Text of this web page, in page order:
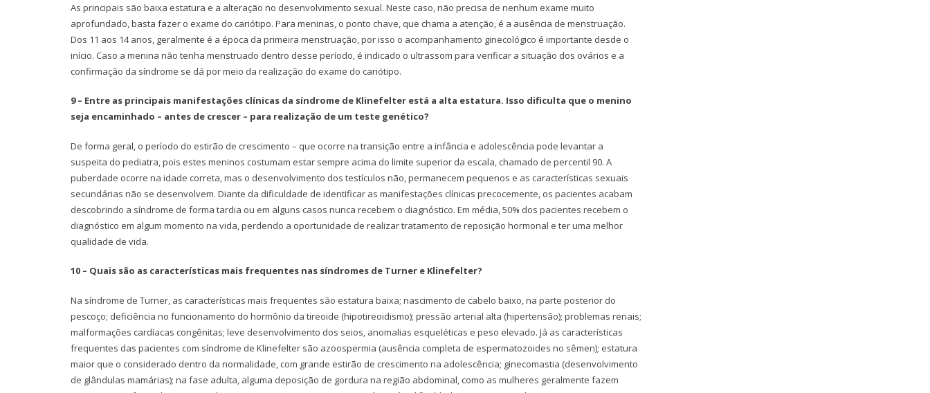
As principais são baixa estatura e a alteração no desenvolvimento sexual. Neste caso, não precisa de nenhum exame muito
aprofundado, basta fazer o exame do cariótipo. Para meninas, o ponto chave, que chama a atenção, é a ausência de menstruação.
Dos 11 aos 14 anos, geralmente é a época da primeira menstruação, por isso o acompanhamento ginecológico é importante desde o
início. Caso a menina não tenha menstruado dentro desse período, é indicado o ultrassom para verificar a situação dos ovários e a
confirmação da síndrome se dá por meio da realização do exame do cariótipo.
9 – Entre as principais manifestações clínicas da síndrome de Klinefelter está a alta estatura. Isso dificulta que o menino
seja encaminhado – antes de crescer – para realização de um teste genético?
De forma geral, o período do estirão de crescimento – que ocorre na transição entre a infância e adolescência pode levantar a
suspeita do pediatra, pois estes meninos costumam estar sempre acima do limite superior da escala, chamado de percentil 90. A
puberdade ocorre na idade correta, mas o desenvolvimento dos testículos não, permanecem pequenos e as características sexuais
secundárias não se desenvolvem. Diante da dificuldade de identificar as manifestações clínicas precocemente, os pacientes acabam
descobrindo a síndrome de forma tardia ou em alguns casos nunca recebem o diagnóstico. Em média, 50% dos pacientes recebem o
diagnóstico em algum momento na vida, perdendo a oportunidade de realizar tratamento de reposição hormonal e ter uma melhor
qualidade de vida.
10 – Quais são as características mais frequentes nas síndromes de Turner e Klinefelter?
Na síndrome de Turner, as características mais frequentes são estatura baixa; nascimento de cabelo baixo, na parte posterior do
pescoço; deficiência no funcionamento do hormônio da tireoide (hipotireoidismo); pressão arterial alta (hipertensão); problemas renais;
malformações cardíacas congênitas; leve desenvolvimento dos seios, anomalias esqueléticas e peso elevado. Já as características
frequentes das pacientes com síndrome de Klinefelter são azoospermia (ausência completa de espermatozoides no sêmen); estatura
maior que o considerado dentro da normalidade, com grande estirão de crescimento na adolescência; ginecomastia (desenvolvimento
de glândulas mamárias); na fase adulta, alguma deposição de gordura na região abdominal, como as mulheres geralmente fazem